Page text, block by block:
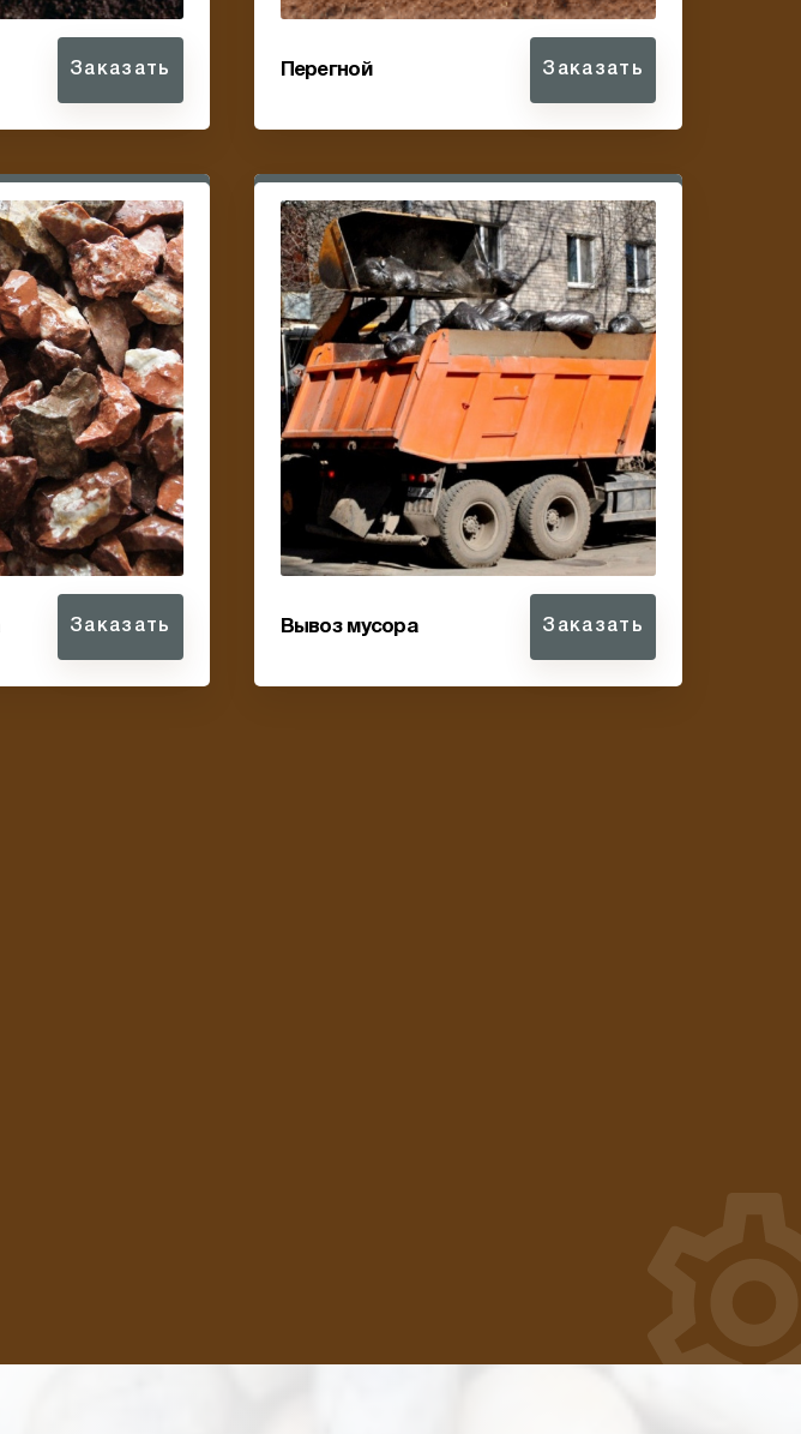
Заказать Перегной Заказать
Заказать Вывоз мусора Заказать